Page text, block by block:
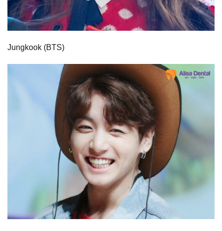
Jungkook (BTS)